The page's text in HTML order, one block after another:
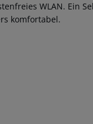
WLAN. Ein
komfortabel.